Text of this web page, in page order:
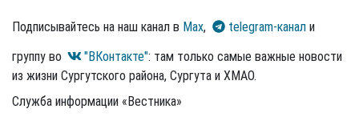
Подписывайтесь на наш канал в Max, telegram-канал и
группу во
"ВКонтакте": там только самые важные новости
из жизни Сургутского района, Сургута и ХМАО.
Служба информации «Вестника»